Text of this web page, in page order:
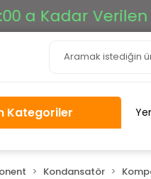
a Kadar Verilen
Kategoriler
Kondansatör